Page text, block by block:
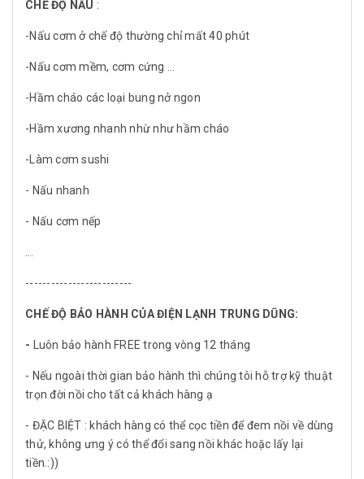
CHẾ ĐỘ NẤU :
-Nấu cơm ở chế độ thường chỉ mất 40 phút
-Nấu cơm mềm, cơm cứng ...
-Hầm cháo các loại bung nở ngon
-Hầm xương nhanh nhừ như hầm cháo
-Làm cơm sushi
- Nấu nhanh
- Nấu cơm nếp
-------------------------
CHẾ ĐỘ BẢO HÀNH CỦA ĐIỆN LẠNH TRUNG DŨNG:
- Luôn bảo hành FREE trong vòng 12 tháng
- Nếu ngoài thời gian bảo hành thì chúng tôi hỗ trợ kỹ thuật
trọn đời nồi cho tất cả khách hàng ạ
- ĐẶC BIỆT : khách hàng có thể cọc tiền để đem nồi về dùng
thử, không ưng ý có thể đổi sang nồi khác hoặc lấy lại
tiền.:))